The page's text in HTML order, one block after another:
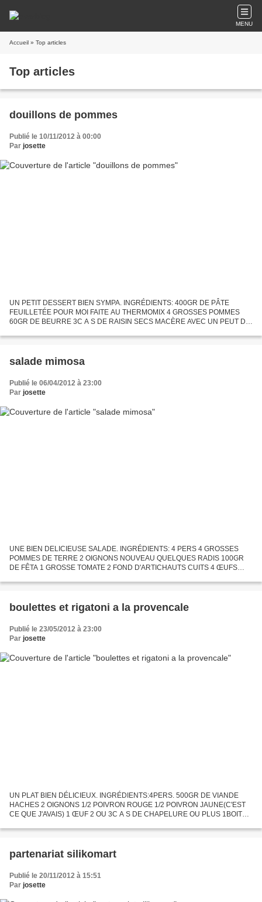
MENU
Accueil » Top articles
Top articles
douillons de pommes
Publié le 10/11/2012 à 00:00
Par josette
UN PETIT DESSERT BIEN SYMPA. INGRÉDIENTS: 400GR DE PÂTE
FEUILLETÉE POUR MOI FAITE AU THERMOMIX 4 GROSSES POMMES
60GR DE BEURRE 3C A S DE RAISIN SECS MACÈRE AVEC UN PEUT DE
POUDRE 1 JAUNE D’ŒUF. PRÉPARATION:...
salade mimosa
Publié le 06/04/2012 à 23:00
Par josette
UNE BIEN DELICIEUSE SALADE. INGRÉDIENTS: 4 PERS 4 GROSSES
POMMES DE TERRE 2 OIGNONS NOUVEAU QUELQUES RADIS 100GR
DE FÊTA 1 GROSSE TOMATE 2 FOND D'ARTICHAUTS CUITS 4 ŒUFS
OU AUTRE POUR LA VINAIGRETTE...
boulettes et rigatoni a la provencale
Publié le 23/05/2012 à 23:00
Par josette
UN PLAT BIEN DÉLICIEUX. INGRÉDIENTS:4PERS. 500GR DE VIANDE
HACHES 2 OIGNONS 1/2 POIVRON ROUGE 1/2 POIVRON JAUNE(C'EST
CE QUE J'AVAIS) 1 ŒUF 2 OU 3C A S DE CHAPELURE OU PLUS 1BOITE
HUILE D'OLIVE...
partenariat silikomart
Publié le 20/11/2012 à 15:51
Par josette